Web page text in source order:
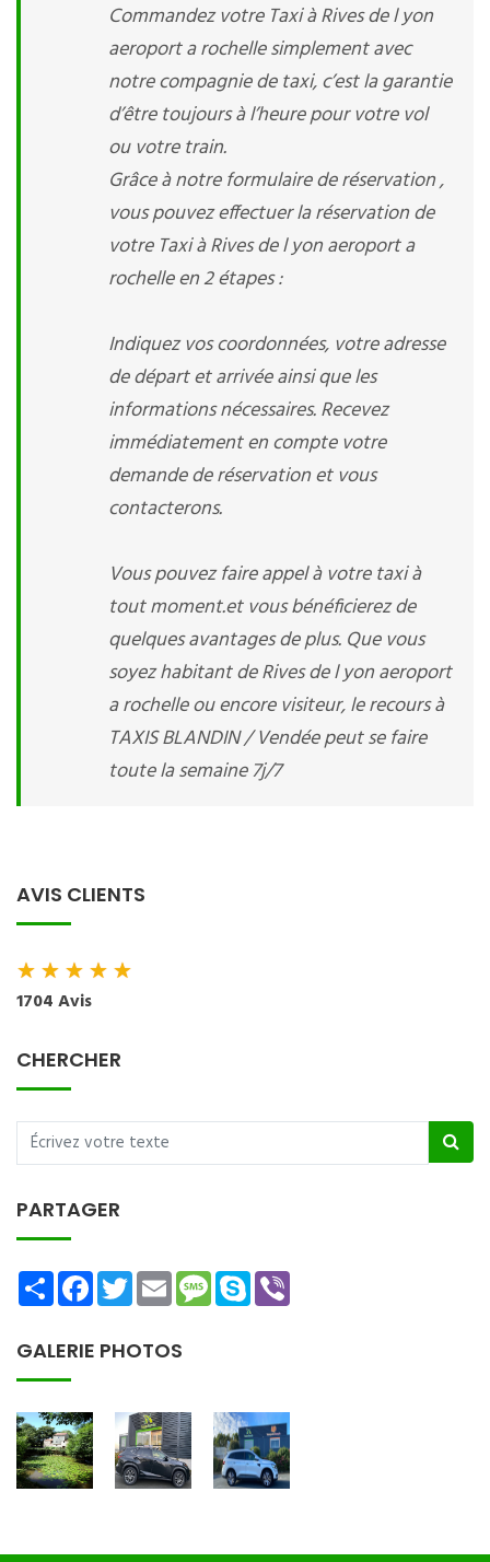
Commandez votre Taxi à Rives de l yon
aeroport a rochelle simplement avec
notre compagnie de taxi, c’est la garantie
d’être toujours à l’heure pour votre vol
ou votre train.
Grâce à notre formulaire de réservation ,
vous pouvez effectuer la réservation de
votre Taxi à Rives de l yon aeroport a
rochelle en 2 étapes :
Indiquez vos coordonnées, votre adresse
de départ et arrivée ainsi que les
informations nécessaires. Recevez
immédiatement en compte votre
demande de réservation et vous
contacterons.
Vous pouvez faire appel à votre taxi à
tout moment.et vous bénéficierez de
quelques avantages de plus. Que vous
soyez habitant de Rives de l yon aeroport
a rochelle ou encore visiteur, le recours à
TAXIS BLANDIN / Vendée peut se faire
toute la semaine 7j/7
AVIS CLIENTS
★★★★★
1704 Avis
CHERCHER
PARTAGER
ShareFacebookTwitterEmailMessage
Skype
GALERIE PHOTOS